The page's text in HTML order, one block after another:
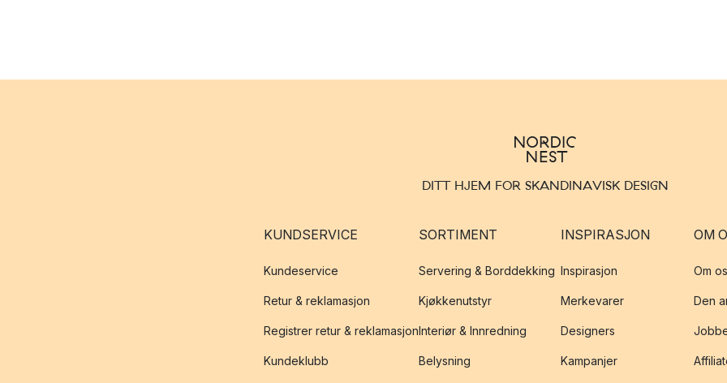
DITT HJEM FOR SKANDINAVISK DESIGN
KUNDSERVICE
Kundeservice
Retur & reklamasjon
Registrer retur & reklamasjon
Kundeklubb
SORTIMENT
Servering & Borddekking
Kjøkkenutstyr
Interiør & Innredning
Belysning
INSPIRASJON
Inspirasjon
Merkevarer
Designers
Kampanjer
OM
Om
Den